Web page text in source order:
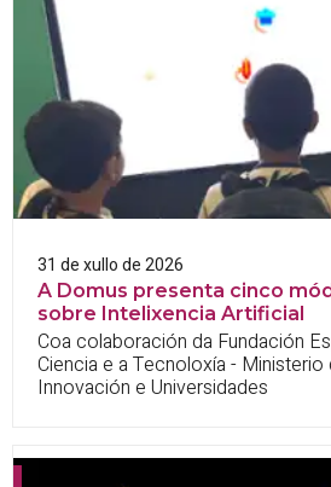
31 de xullo de 2026
A Domus presenta cinco
sobre Intelixencia Artificial
Coa colaboración da Fundación
Ciencia e a Tecnoloxía - Ministerio
Innovación e Universidades